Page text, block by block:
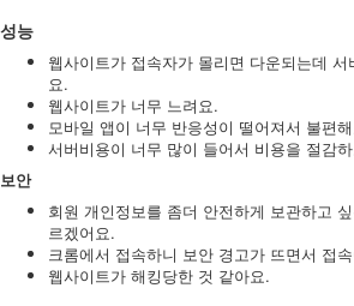
성능
웹사이트가 접속자가 몰리면 다운되는데
요.
웹사이트가 너무 느려요.
모바일 앱이 너무 반응성이 떨어져서 불편
서버비용이 너무 많이 들어서 비용을 절감
보안
회원 개인정보를 좀더 안전하게 보관하고
르겠어요.
크롬에서 접속하니 보안 경고가 뜨면서 접
웹사이트가 해킹당한 것 같아요.